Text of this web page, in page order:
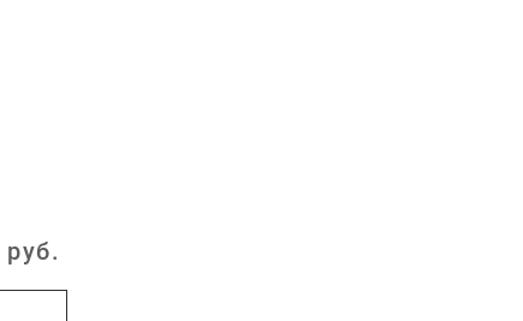
руб.